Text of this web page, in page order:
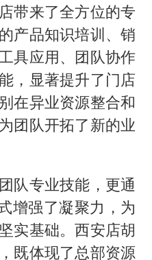
带来了全方位的专
产品知识培训、销
具应用、团队协作
，显著提升了门店
在异业资源整合和
团队开拓了新的业
队专业技能，更通
增强了凝聚力，为
实基础。西安店胡
既体现了总部资源